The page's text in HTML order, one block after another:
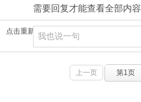
需要回复才能查看全部内容
点击重新加载
上一页 第1页